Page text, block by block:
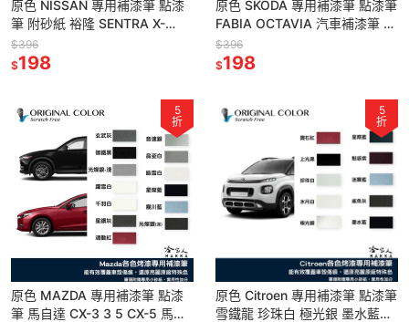
原色 NISSAN 專用補漆筆 點漆
筆 附砂紙 裕隆 SENTRA X-
TRAIL 皇家藍 紳士灰 尊爵白
KICKS
$396
$198
原色 SKODA 專用補漆筆 點漆筆
FABIA OCTAVIA 汽車補漆筆 黑
太平洋藍 糖果白 暴風紅 哈家
$396
$198
5
折
原色 MAZDA 專用補漆筆 點漆
筆 馬自達 CX-3 3 5 CX-5 馬三
5
折
原色 Citroen 專用補漆筆 點漆筆
雪鐵龍 珍珠白 極光銀 墨水藍